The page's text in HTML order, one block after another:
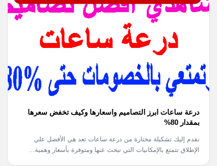
درعة ساعات ابرز التصاميم واسعارها وكيف تخفض سعرها
بمقدار 80%
نقدم إليك تشكيلة مختارة من درعة ساعات تعد هي الأفضل علي
الإطلاق تتمتع بالإمكانيات التي تبحث عنها ومتوفرة بأسعار وهمية...